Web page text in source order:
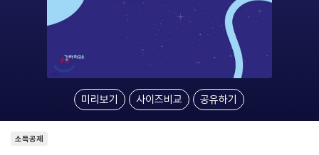
미리보기 사이즈비교 공유하기
소득공제